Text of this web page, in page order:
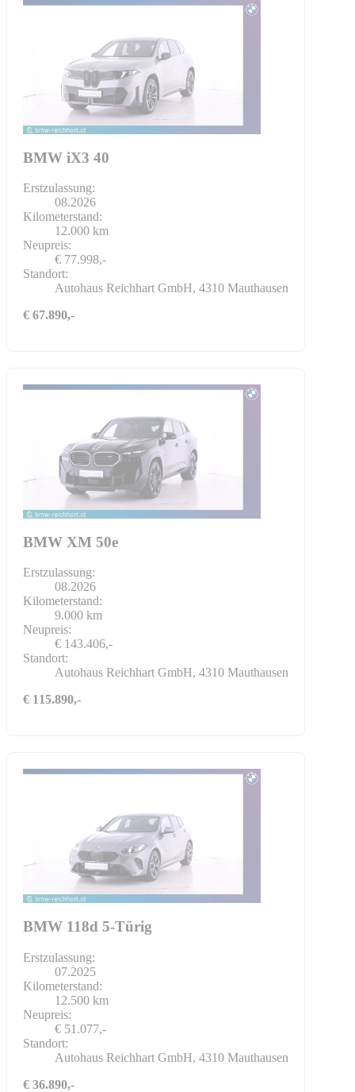
BMW iX3 40
Erstzulassung:
08.2026
Kilometerstand:
12.000 km
Neupreis:
€ 77.998,-
Standort:
Autohaus Reichhart GmbH, 4310 Mauthausen
€ 67.890,-
BMW XM 50e
Erstzulassung:
08.2026
Kilometerstand:
9.000 km
Neupreis:
€ 143.406,-
Standort:
Autohaus Reichhart GmbH, 4310 Mauthausen
€ 115.890,-
BMW 118d 5-Türig
Erstzulassung:
07.2025
Kilometerstand:
12.500 km
Neupreis:
€ 51.077,-
Standort:
Autohaus Reichhart GmbH, 4310 Mauthausen
€ 36.890,-